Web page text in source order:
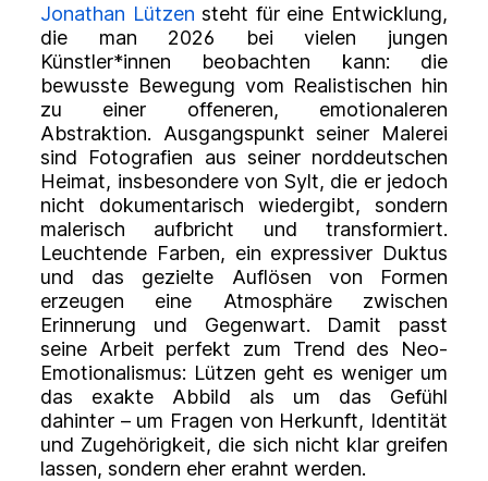
Jonathan Lützen steht für eine Entwicklung,
die man 2026 bei vielen jungen
Künstler*innen beobachten kann: die
bewusste Bewegung vom Realistischen hin
zu einer offeneren, emotionaleren
Abstraktion. Ausgangspunkt seiner Malerei
sind Fotografien aus seiner norddeutschen
Heimat, insbesondere von Sylt, die er jedoch
nicht dokumentarisch wiedergibt, sondern
malerisch aufbricht und transformiert.
Leuchtende Farben, ein expressiver Duktus
und das gezielte Auflösen von Formen
erzeugen eine Atmosphäre zwischen
Erinnerung und Gegenwart. Damit passt
seine Arbeit perfekt zum Trend des Neo-
Emotionalismus: Lützen geht es weniger um
das exakte Abbild als um das Gefühl
dahinter – um Fragen von Herkunft, Identität
und Zugehörigkeit, die sich nicht klar greifen
lassen, sondern eher erahnt werden.